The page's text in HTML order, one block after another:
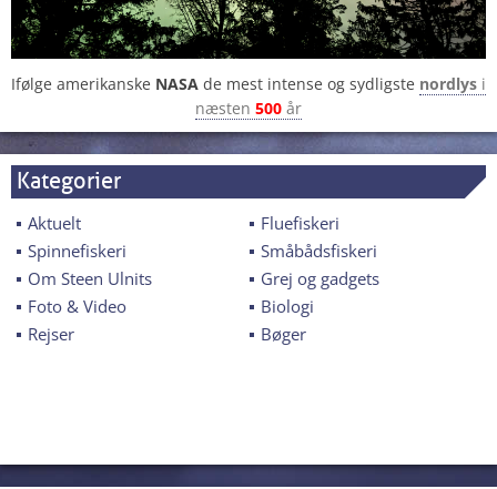
Ifølge amerikanske NASA de mest intense og sydligste nordlys i
næsten 500 år
Kategorier
Aktuelt
Fluefiskeri
Spinnefiskeri
Småbådsfiskeri
Om Steen Ulnits
Grej og gadgets
Foto & Video
Biologi
Rejser
Bøger